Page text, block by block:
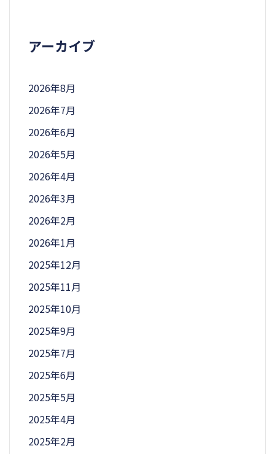
アーカイブ
2026年8月
2026年7月
2026年6月
2026年5月
2026年4月
2026年3月
2026年2月
2026年1月
2025年12月
2025年11月
2025年10月
2025年9月
2025年7月
2025年6月
2025年5月
2025年4月
2025年2月